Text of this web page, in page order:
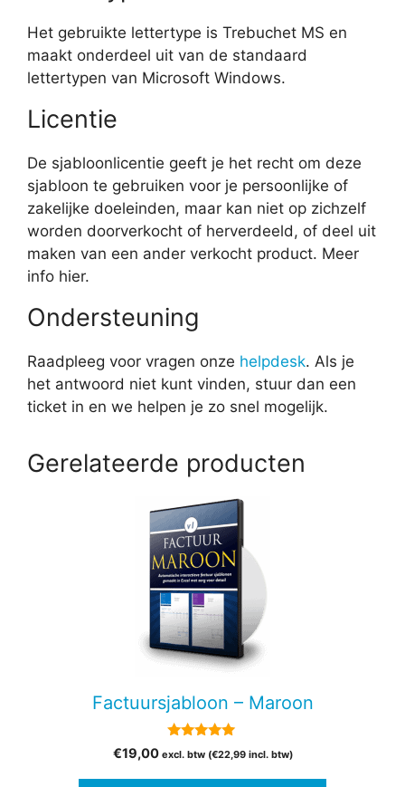
Het gebruikte lettertype is Trebuchet MS en
maakt onderdeel uit van de standaard
lettertypen van Microsoft Windows.
Licentie
De sjabloonlicentie geeft je het recht om deze
sjabloon te gebruiken voor je persoonlijke of
zakelijke doeleinden, maar kan niet op zichzelf
worden doorverkocht of herverdeeld, of deel uit
maken van een ander verkocht product. Meer
info hier.
Ondersteuning
Raadpleeg voor vragen onze helpdesk. Als je
het antwoord niet kunt vinden, stuur dan een
ticket in en we helpen je zo snel mogelijk.
Gerelateerde producten
Factuursjabloon – Maroon
5.00
van 5
€19,00 excl. btw (€22,99incl. btw)